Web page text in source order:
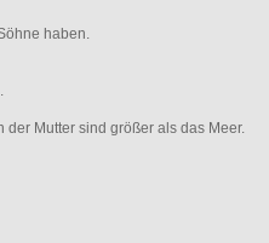
haben.
Mutter sind größer als das Meer.